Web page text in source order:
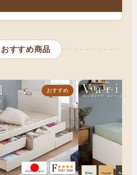
さ（収納量の確認）
階段幅など）
屋に大容量収納が欲しい」
ペースがない」「長く使える
子供部屋で、小学生から中
ッドを探している方には理想
80cmのコンパクトなサイズに
を備え、衣類・制服・学用品
納できます。BOX構造が標準
頑丈で埃も入りにくく、子供
おすすめ商品
おすすめ